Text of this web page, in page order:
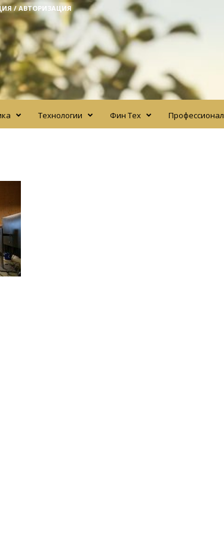
/ АВТОРИЗАЦИЯ
Технологии Фин Тех Профессионал